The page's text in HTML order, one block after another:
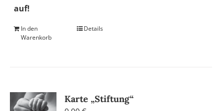
auf!
In den
Warenkorb
Details
Karte „Stiftung“